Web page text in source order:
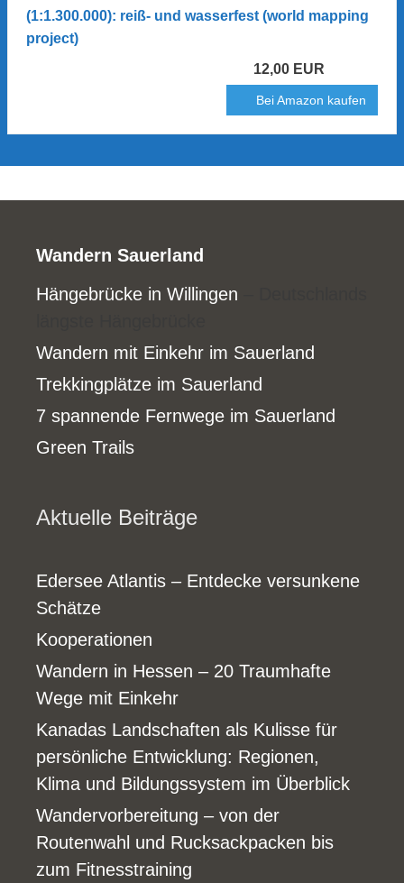
(1:1.300.000): reiß- und wasserfest (world mapping
project)
12,00 EUR
Bei Amazon kaufen
Wandern Sauerland
Hängebrücke in Willingen
Wandern mit Einkehr im Sauerland
Trekkingplätze im Sauerland
7 spannende Fernwege im Sauerland
Green Trails
Aktuelle Beiträge
Edersee Atlantis – Entdecke versunkene
Schätze
Kooperationen
Wandern in Hessen – 20 Traumhafte
Wege mit Einkehr
Kanadas Landschaften als Kulisse für
persönliche Entwicklung: Regionen,
Klima und Bildungssystem im Überblick
Wandervorbereitung – von der
Routenwahl und Rucksackpacken bis
zum Fitnesstraining